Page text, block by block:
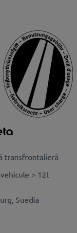
transfrontalieră
> 12t
Suedia